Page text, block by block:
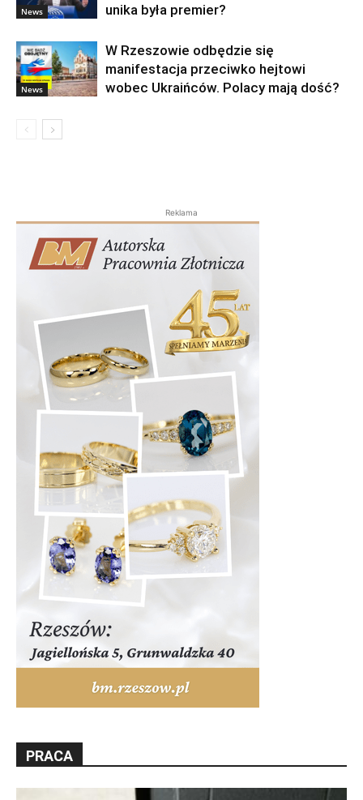
News
unika była premier?
News
W Rzeszowie odbędzie się
manifestacja przeciwko hejtowi
wobec Ukraińców. Polacy mają dość?
Reklama
PRACA